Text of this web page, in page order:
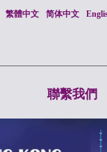
繁體中文 简体中文
聯繫我們